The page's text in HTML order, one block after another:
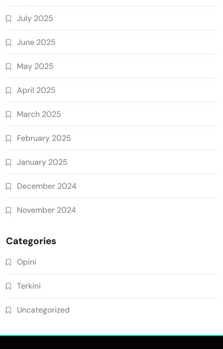
July 2025
June 2025
May 2025
April 2025
March 2025
February 2025
January 2025
December 2024
November 2024
Categories
Opini
Terkini
Uncategorized